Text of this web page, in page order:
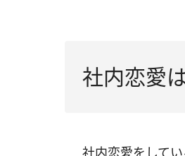
社内恋愛
社内恋愛をして